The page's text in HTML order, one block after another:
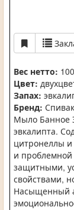
Вес нетто:
Цвет:
Запах:
Бренд:
Мыло Банное
эвкалипта.
цитронеллы
и
защитными,
свойствами,
Насыщенный